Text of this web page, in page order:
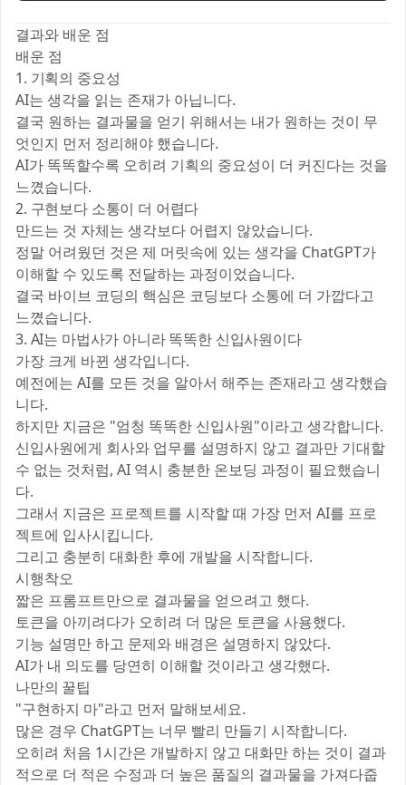
결과와 배운 점
배운 점
1. 기획의 중요성
AI는 생각을 읽는 존재가 아닙니다.
결국 원하는 결과물을 얻기 위해서는 내가 원하는 것이 무
엇인지 먼저 정리해야 했습니다.
AI가 똑똑할수록 오히려 기획의 중요성이 더 커진다는 것을
느꼈습니다.
2. 구현보다 소통이 더 어렵다
만드는 것 자체는 생각보다 어렵지 않았습니다.
정말 어려웠던 것은 제 머릿속에 있는 생각을 ChatGPT가
이해할 수 있도록 전달하는 과정이었습니다.
결국 바이브 코딩의 핵심은 코딩보다 소통에 더 가깝다고
느꼈습니다.
3. AI는 마법사가 아니라 똑똑한 신입사원이다
가장 크게 바뀐 생각입니다.
예전에는 AI를 모든 것을 알아서 해주는 존재라고 생각했습
니다.
하지만 지금은 "엄청 똑똑한 신입사원"이라고 생각합니다.
신입사원에게 회사와 업무를 설명하지 않고 결과만 기대할
수 없는 것처럼, AI 역시 충분한 온보딩 과정이 필요했습니
다.
그래서 지금은 프로젝트를 시작할 때 가장 먼저 AI를 프로
젝트에 입사시킵니다.
그리고 충분히 대화한 후에 개발을 시작합니다.
시행착오
짧은 프롬프트만으로 결과물을 얻으려고 했다.
토큰을 아끼려다가 오히려 더 많은 토큰을 사용했다.
기능 설명만 하고 문제와 배경은 설명하지 않았다.
AI가 내 의도를 당연히 이해할 것이라고 생각했다.
나만의 꿀팁
"구현하지 마"라고 먼저 말해보세요.
많은 경우 ChatGPT는 너무 빨리 만들기 시작합니다.
오히려 처음 1시간은 개발하지 않고 대화만 하는 것이 결과
적으로 더 적은 수정과 더 높은 품질의 결과물을 가져다줍